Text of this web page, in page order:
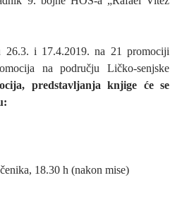
26.3. i 17.4.2019. na 21 promociji
na području Ličko-senjske
predstavljanja knjige će se
18.30 h (nakon mise)